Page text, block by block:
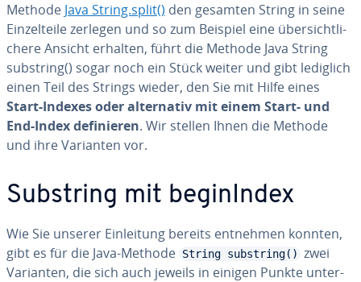
Methode Java String.split() den gesamten String in seine
Ein­zel­tei­le zerlegen und so zum Beispiel eine über­sicht­li­
che­re Ansicht erhalten, führt die Methode Java String
substring() sogar noch ein Stück weiter und gibt lediglich
einen Teil des Strings wieder, den Sie mit Hilfe eines
Start-Indexes oder al­ter­na­tiv mit einem Start- und
End-Index de­fi­nie­ren. Wir stellen Ihnen die Methode
und ihre Varianten vor.
Substring mit be­gin­In­dex
Wie Sie unserer Ein­lei­tung bereits entnehmen konnten,
gibt es für die Java-Methode String substring() zwei
Varianten, die sich auch jeweils in einigen Punkte un­ter­